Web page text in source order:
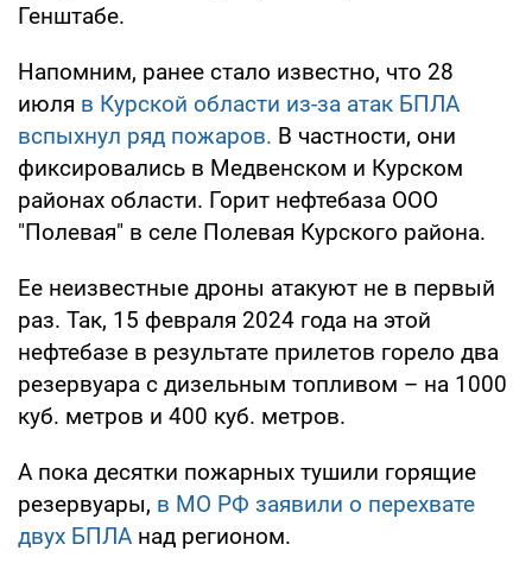
Генштабе.
Напомним, ранее стало известно, что 28
июля в Курской области из-за атак БПЛА
вспыхнул ряд пожаров. В частности, они
фиксировались в Медвенском и Курском
районах области. Горит нефтебаза ООО
"Полевая" в селе Полевая Курского района.
Ее неизвестные дроны атакуют не в первый
раз. Так, 15 февраля 2024 года на этой
нефтебазе в результате прилетов горело два
резервуара с дизельным топливом – на 1000
куб. метров и 400 куб. метров.
А пока десятки пожарных тушили горящие
резервуары, в МО РФ заявили о перехвате
двух БПЛА над регионом.